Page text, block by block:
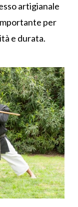
artigianale
per
e durata.